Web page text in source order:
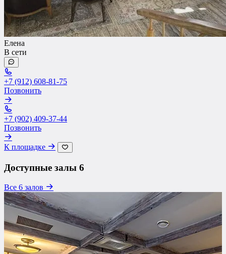
Елена
В сети
+7 (912) 608-81-75
Позвонить
+7 (902) 409-37-44
Позвонить
К площадке
Доступные залы 6
Все 6 залов